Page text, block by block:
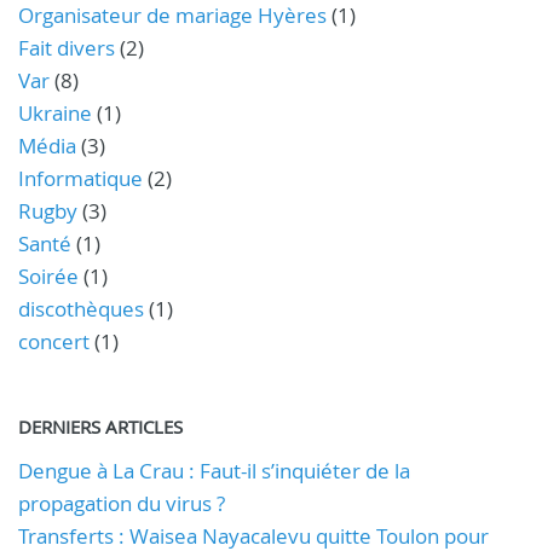
Organisateur de mariage Hyères(1)
Fait divers(2)
Var(8)
Ukraine (1)
Média (3)
Informatique (2)
Rugby(3)
Santé (1)
Soirée (1)
discothèques(1)
concert(1)
DERNIERS ARTICLES
Dengue à La Crau : Faut-il s’inquiéter de la
propagation du virus ?
Transferts : Waisea Nayacalevu quitte Toulon pour